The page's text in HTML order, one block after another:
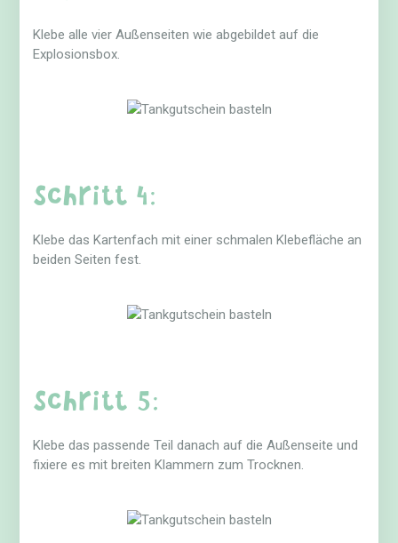
Klebe alle vier Außenseiten wie abgebildet auf die
Explosionsbox.
Schritt 4:
Klebe das Kartenfach mit einer schmalen Klebefläche an
beiden Seiten fest.
Schritt 5:
Klebe das passende Teil danach auf die Außenseite und
fixiere es mit breiten Klammern zum Trocknen.